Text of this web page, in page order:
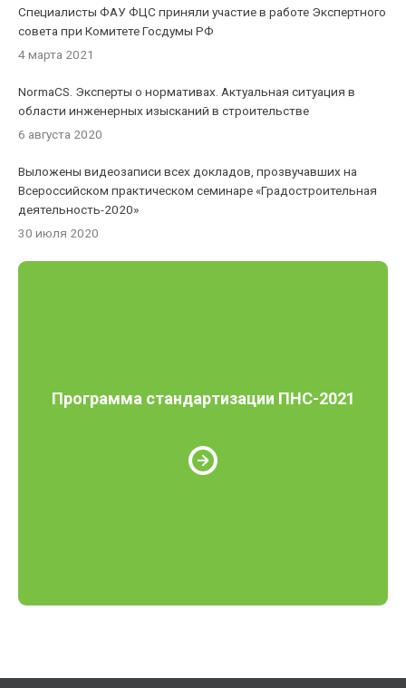
Специалисты ФАУ ФЦС приняли участие в работе Экспертного
совета при Комитете Госдумы РФ
4 марта 2021
NormaCS. Эксперты о нормативах. Актуальная ситуация в
области инженерных изысканий в строительстве
6 августа 2020
Выложены видеозаписи всех докладов, прозвучавших на
Всероссийском практическом семинаре «Градостроительная
деятельность-2020»
30 июля 2020
Программа стандартизации ПНС-2021